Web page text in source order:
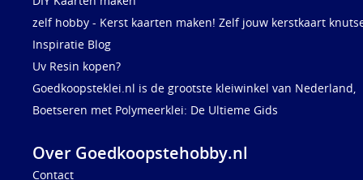
zelf hobby - Kerst kaarten maken! Zelf jouw kerstkaart
Inspiratie Blog
Uv Resin kopen?
Goedkoopsteklei.nl is de grootste kleiwinkel van Nederland,
Boetseren met Polymeerklei: De Ultieme Gids
Over Goedkoopstehobby.nl
Contact